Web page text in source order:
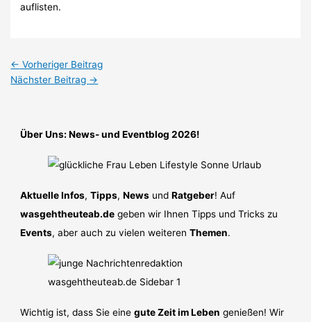
auflisten.
← Vorheriger Beitrag
Nächster Beitrag →
Über Uns: News- und Eventblog 2026!
Aktuelle Infos,Tipps,News undRatgeber! Auf
wasgehtheuteab.de geben wir Ihnen Tipps und Tricks zu
Events, aber auch zu vielen weiterenThemen.
Wichtig ist, dass Sie einegute Zeit im Leben genießen! Wir